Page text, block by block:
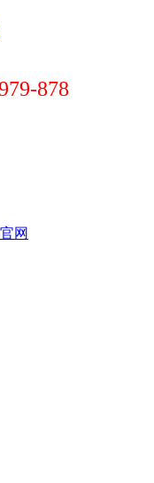
878